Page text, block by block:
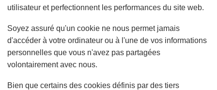
utilisateur et perfectionnent les performances du site web.
Soyez assuré qu'un cookie ne nous permet jamais
d'accéder à votre ordinateur ou à l'une de vos informations
personnelles que vous n'avez pas partagées
volontairement avec nous.
Bien que certains des cookies définis par des tiers